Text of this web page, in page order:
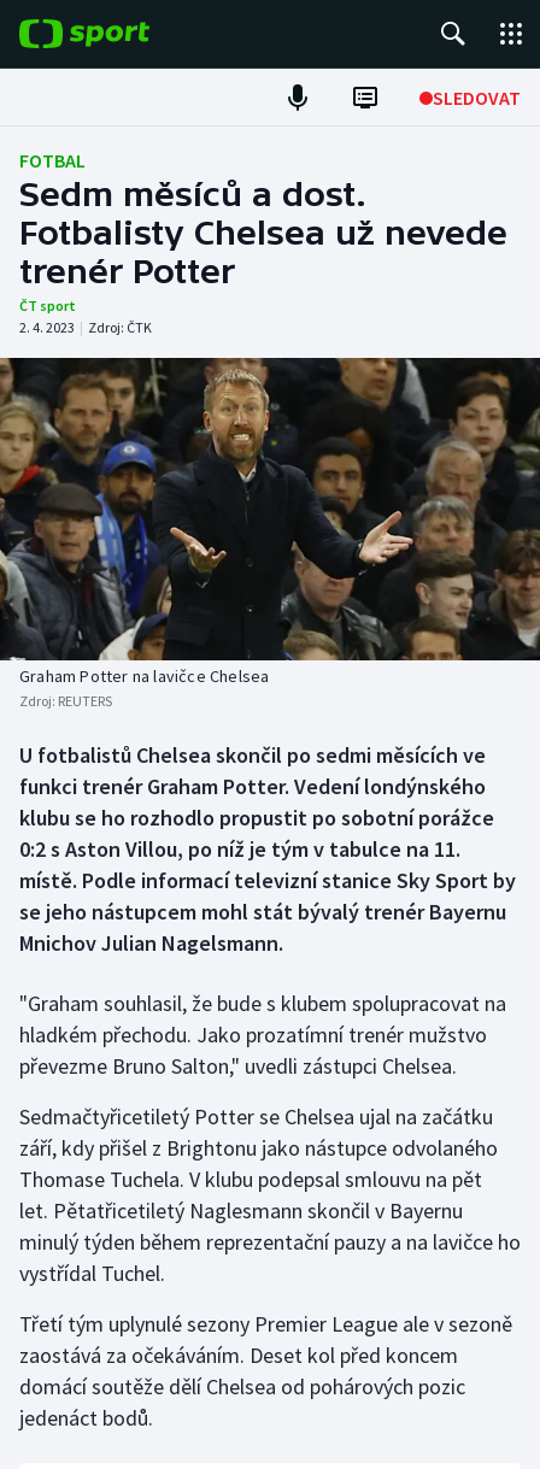
SLEDOVAT
Fotbal
Hokej
Tenis
Atletika
Cyklistika
DALŠÍ SPORTY
Americký fotbal
Baseball a softbal
Basketbal
Biatlon
Box
Curling
Dostihy
Futsal
Golf
Gymnastika
Házená
Jezdectví
Judo
Krasobruslení
Lezení
NEPŘEHLÉDNĚTE
Soutěže
Historické návraty
Aplikace ČT sport
FOTBAL
Sedm měsíců a dost.
Fotbalisty Chelsea už nevede
trenér Potter
ČT sport
2. 4. 2023 | Zdroj: ČTK
Graham Potter na lavičce Chelsea
Zdroj: REUTERS
U fotbalistů Chelsea skončil po sedmi měsících ve
funkci trenér Graham Potter. Vedení londýnského
klubu se ho rozhodlo propustit po sobotní porážce
0:2 s Aston Villou, po níž je tým v tabulce na 11.
místě. Podle informací televizní stanice Sky Sport by
se jeho nástupcem mohl stát bývalý trenér Bayernu
Mnichov Julian Nagelsmann.
"Graham souhlasil, že bude s klubem spolupracovat na
hladkém přechodu. Jako prozatímní trenér mužstvo
převezme Bruno Salton," uvedli zástupci Chelsea.
Sedmačtyřicetiletý Potter se Chelsea ujal na začátku
září, kdy přišel z Brightonu jako nástupce odvolaného
Thomase Tuchela. V klubu podepsal smlouvu na pět
let. Pětatřicetiletý Naglesmann skončil v Bayernu
minulý týden během reprezentační pauzy a na lavičce ho
vystřídal Tuchel.
Třetí tým uplynulé sezony Premier League ale v sezoně
zaostává za očekáváním. Deset kol před koncem
domácí soutěže dělí Chelsea od pohárových pozic
jedenáct bodů.